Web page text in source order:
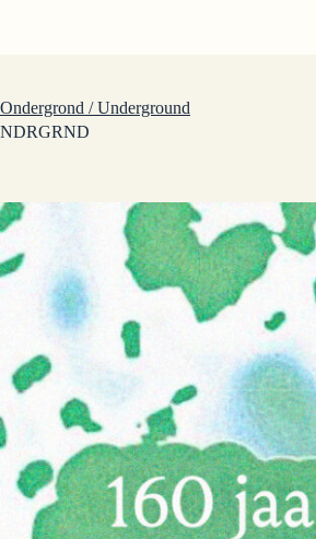
Ondergrond / Underground
NDRGRND